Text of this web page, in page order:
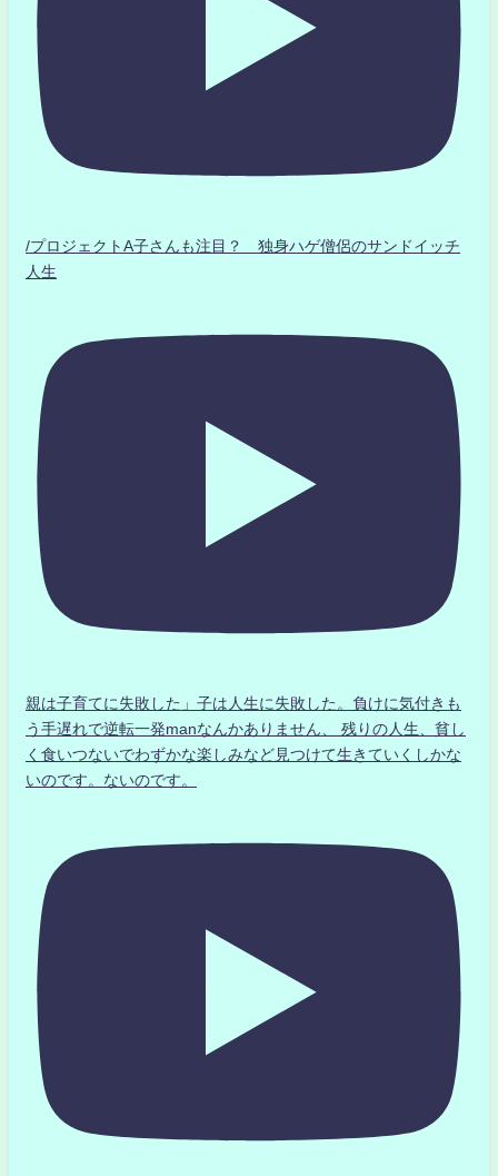
/プロジェクトA子さんも注目？ 独身ハゲ僧侶のサンドイッチ
人生
親は子育てに失敗した」子は人生に失敗した。負けに気付きも
う手遅れで逆転一発manなんかありません、 残りの人生、貧し
く食いつないでわずかな楽しみなど見つけて生きていくしかな
いのです。ないのです。